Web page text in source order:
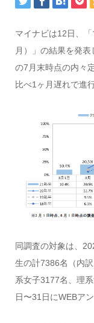
マイナビは12日、
月）」の結果を発
の7月末時点の内々
比べ1ヶ月遅れで進
同調査の対象は、
生の計7386名（内
系女子3177名、理
日〜31日にWEBア